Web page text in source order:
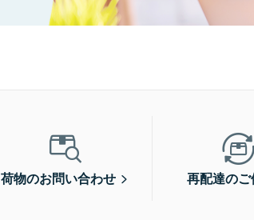
荷物のお問い合わせ 再配達の